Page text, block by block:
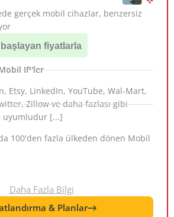
gerçek mobil cihazlar, benzersiz
fiyatlarla
IP'ler
Etsy, LinkedIn, YouTube, Wal-Mart,
Zillow ve daha fazlası gibi
uyumludur [...]
100'den fazla ülkeden dönen Mobil
Daha Fazla Bilgi
& Planlar